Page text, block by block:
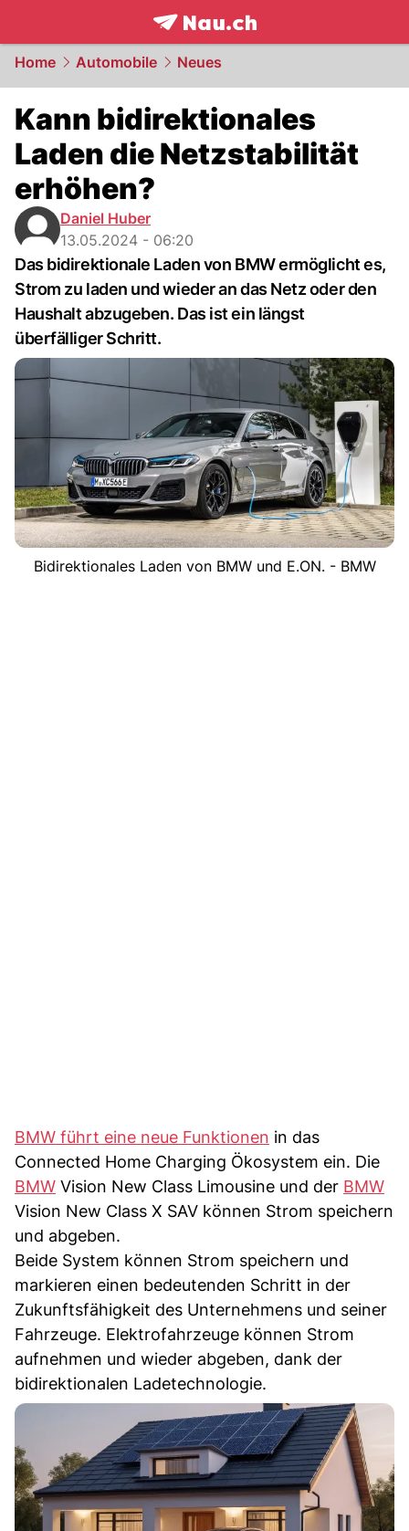
frontpage.NAU.ch
Home Automobile Neues
Kann bidirektionales
Laden die Netzstabilität
erhöhen?
Daniel Huber
13.05.2024 - 06:20
Das bidirektionale Laden von BMW ermöglicht es,
Strom zu laden und wieder an das Netz oder den
Haushalt abzugeben. Das ist ein längst
überfälliger Schritt.
Bidirektionales Laden von BMW und E.ON. - BMW
BMW führt eine neue Funktionen in das
Connected Home Charging Ökosystem ein. Die
BMW Vision New Class Limousine und der BMW
Vision New Class X SAV können Strom speichern
und abgeben.
Beide System können Strom speichern und
markieren einen bedeutenden Schritt in der
Zukunftsfähigkeit des Unternehmens und seiner
Fahrzeuge. Elektrofahrzeuge können Strom
aufnehmen und wieder abgeben, dank der
bidirektionalen Ladetechnologie.